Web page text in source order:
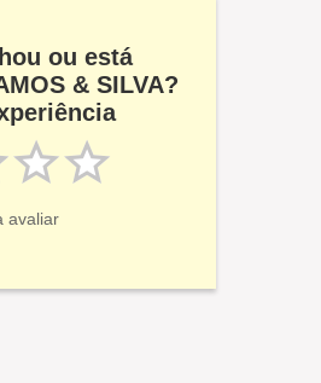
ou está
& SILVA?
avaliar